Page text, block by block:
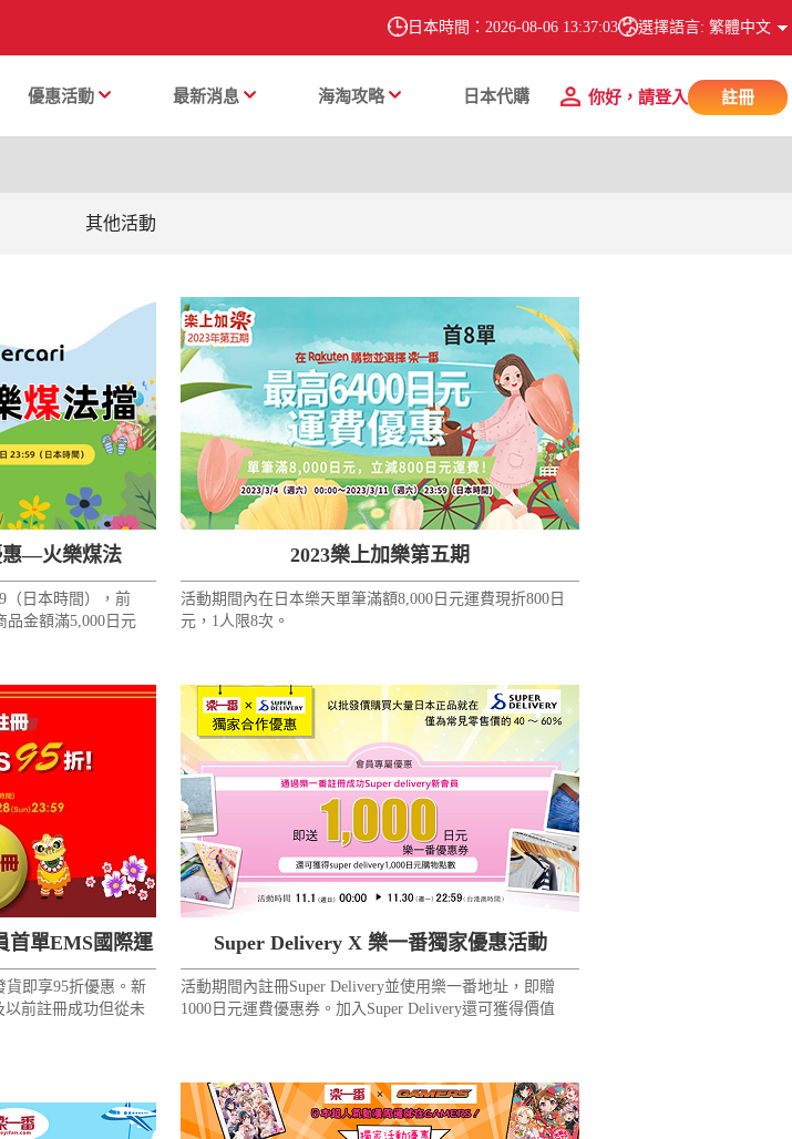
日本時間： 2026-08-06 13:37:04 選擇語言: 繁體中文
優惠活動 最新消息 海淘攻略 日本代購 你好，請登入 註冊
其他活動
惠—火樂煤法
（日本時間），前
品金額滿5,000日元
2023樂上加樂第五期
活動期間內在日本樂天單筆滿額8,000日元運費現折800日
元，1人限8次。
首單EMS國際運
貨即享95折優惠。新
以前註冊成功但從未
Super Delivery X 樂一番獨家優惠活動
活動期間內註冊Super Delivery並使用樂一番地址，即贈
1000日元運費優惠券。加入Super Delivery還可獲得價值